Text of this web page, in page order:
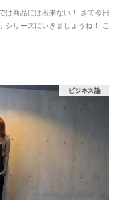
は商品には出来ない！ さて今日
シリーズにいきましょうね！ こ
ビジネス論